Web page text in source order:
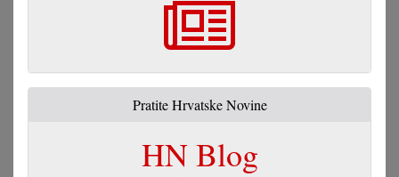
Pratite Hrvatske Novine
HN Blog